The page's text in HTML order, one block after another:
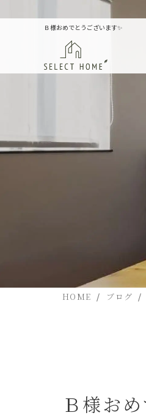
Ｂ様おめでとうございます✨
HOME ブログ
Ｂ様お